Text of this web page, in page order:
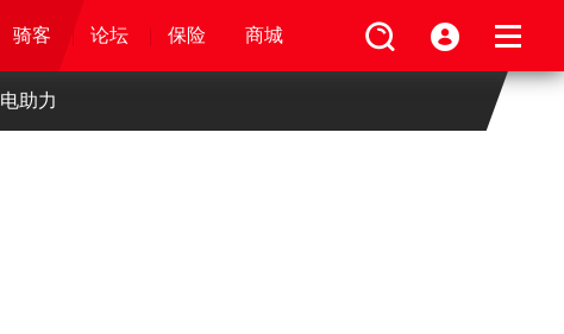
论坛 保险 商城
视频 论坛 保险 商城
骑客 论坛 保险 商城
骑客 论坛 保险 商城
电助力